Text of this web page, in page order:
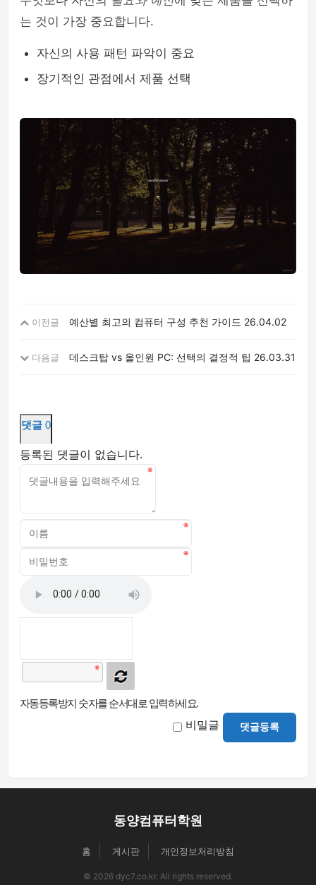
는 것이 가장 중요합니다.
자신의 사용 패턴 파악이 중요
장기적인 관점에서 제품 선택
이전글 예산별 최고의 컴퓨터 구성 추천 가이드 26.04.02
다음글 데스크탑 vs 올인원 PC: 선택의 결정적 팁 26.03.31
댓글 0
등록된 댓글이 없습니다.
자동등록방지 숫자를 순서대로 입력하세요.
비밀글 댓글등록
동양컴퓨터학원
홈 게시판 개인정보처리방침
© 2026 dyc7.co.kr. All rights reserved.